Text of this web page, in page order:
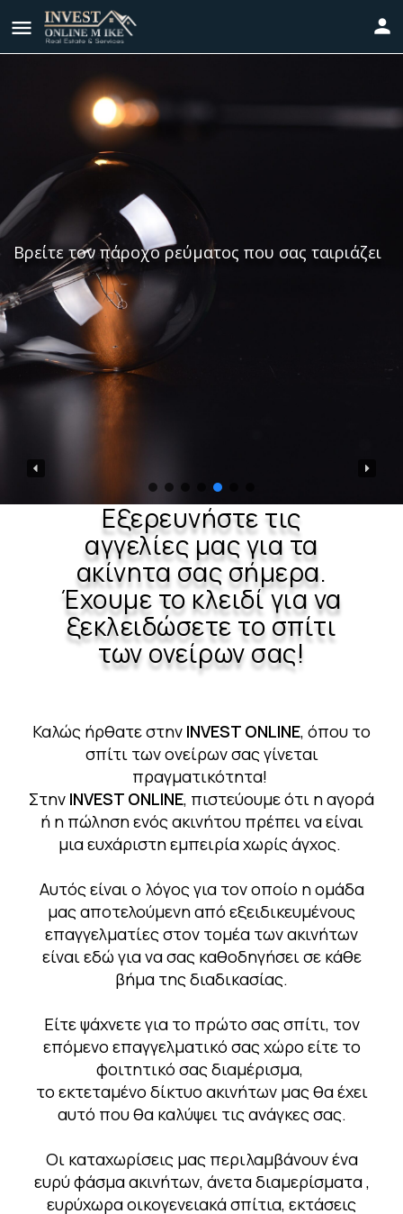
Βρείτε τον πάροχο ρεύματος που σας ταιριάζει
Τροφοδοτώντας το μέλλον σας με φυσικό αέριο
Εξερευνήστε τις
αγγελίες μας για τα
ακίνητα σας σήμερα.
Έχουμε το κλειδί για να
ξεκλειδώσετε το σπίτι
των ονείρων σας!
Καλώς ήρθατε στην INVEST ONLINE, όπου το
σπίτι των ονείρων σας γίνεται
πραγματικότητα!
Στην INVEST ONLINE, πιστεύουμε ότι η αγορά
ή η πώληση ενός ακινήτου πρέπει να είναι
μια ευχάριστη εμπειρία χωρίς άγχος.
Αυτός είναι ο λόγος για τον οποίο η ομάδα
μας αποτελούμενηαπό εξειδικευμένους
επαγγελματίες στον τομέα των ακινήτων
είναι εδώ για να σας καθοδηγήσει σε κάθε
βήμα της διαδικασίας.
Είτε ψάχνετε για το πρώτο σας σπίτι, τον
επόμενο επαγγελματικό σας χώρο είτε το
φοιτητικό σας διαμέρισμα,
το εκτεταμένο δίκτυο ακινήτων μας θα έχει
αυτό που θα καλύψει τις ανάγκες σας.
Οι καταχωρίσεις μας περιλαμβάνουν ένα
ευρύ φάσμα ακινήτων, άνετα διαμερίσματα ,
ευρύχωρα οικογενειακά σπίτια, εκτάσεις